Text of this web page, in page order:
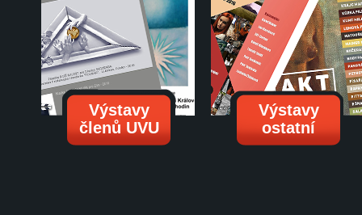
Výstavy
členů UVU
Výstavy
ostatní